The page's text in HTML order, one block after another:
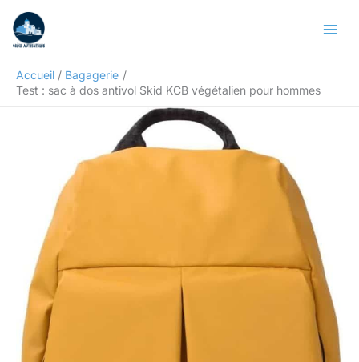
contenu
Accueil
Bagagerie
Test : sac à dos antivol Skid KCB végétalien pour hommes
Rechercher